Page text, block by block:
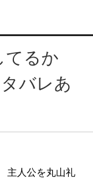
てるか
バレあ
主人公を丸山礼